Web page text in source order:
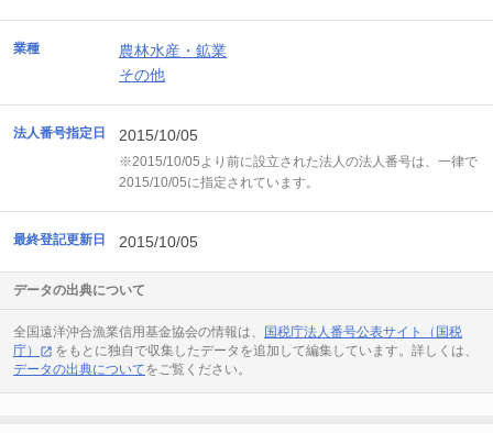
業種
農林水産・鉱業
その他
法人番号指定日 2015/10/05
※2015/10/05より前に設立された法人の法人番号は、一律で
2015/10/05に指定されています。
最終登記更新日 2015/10/05
データの出典について
全国遠洋沖合漁業信用基金協会の情報は、
国税庁法人番号公表サイト（国税
庁）
をもとに独自で収集したデータを追加して編集しています。詳しくは、
データの出典についてをご覧ください。